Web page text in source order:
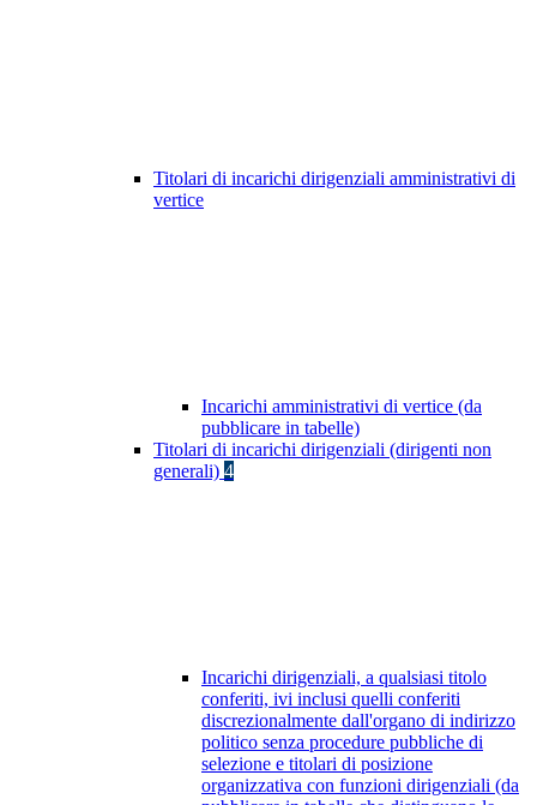
Titolari di incarichi dirigenziali amministrativi di
vertice
Incarichi amministrativi di vertice (da
pubblicare in tabelle)
Titolari di incarichi dirigenziali (dirigenti non
generali) 4
Incarichi dirigenziali, a qualsiasi titolo
conferiti, ivi inclusi quelli conferiti
discrezionalmente dall'organo di indirizzo
politico senza procedure pubbliche di
selezione e titolari di posizione
organizzativa con funzioni dirigenziali (da